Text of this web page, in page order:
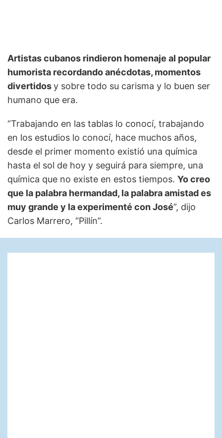
Artistas cubanos rindieron homenaje al popular
humorista recordando anécdotas, momentos
divertidosy sobre todo su carisma y lo buen ser
humano que era.
“Trabajando en las tablas lo conocí, trabajando
en los estudios lo conocí, hace muchos años,
desde el primer momento existió una química
hasta el sol de hoy y seguirá para siempre, una
química que no existe en estos tiempos. Yo creo
que la palabra hermandad, la palabra amistad es
muy grande y la experimenté con José”, dijo
Carlos Marrero, “Pillín”.